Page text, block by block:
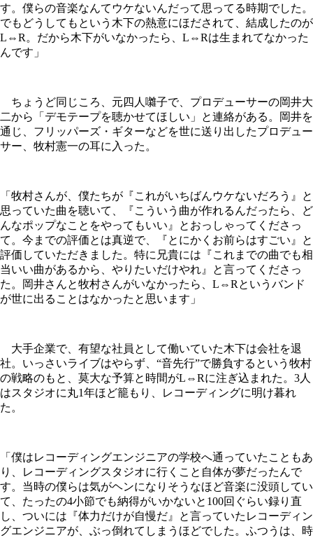
す。僕らの音楽なんてウケないんだって思ってる時期でした。
でもどうしてもという木下の熱意にほだされて、結成したのが
L⇔R。だから木下がいなかったら、L⇔Rは生まれてなかった
んです」
ちょうど同じころ、元四人囃子で、プロデューサーの岡井大
二から「デモテープを聴かせてほしい」と連絡がある。岡井を
通じ、フリッパーズ・ギターなどを世に送り出したプロデュー
サー、牧村憲一の耳に入った。
「牧村さんが、僕たちが『これがいちばんウケないだろう』と
思っていた曲を聴いて、『こういう曲が作れるんだったら、ど
んなポップなことをやってもいい』とおっしゃってくださっ
て。今までの評価とは真逆で、『とにかくお前らはすごい』と
評価していただきました。特に兄貴には『これまでの曲でも相
当いい曲があるから、やりたいだけやれ』と言ってくださっ
た。岡井さんと牧村さんがいなかったら、L⇔Rというバンド
が世に出ることはなかったと思います」
大手企業で、有望な社員として働いていた木下は会社を退
社。いっさいライブはやらず、“音先行”で勝負するという牧村
の戦略のもと、莫大な予算と時間がL⇔Rに注ぎ込まれた。3人
はスタジオに丸1年ほど籠もり、レコーディングに明け暮れ
た。
「僕はレコーディングエンジニアの学校へ通っていたこともあ
り、レコーディングスタジオに行くこと自体が夢だったんで
す。当時の僕らは気がヘンになりそうなほど音楽に没頭してい
て、たったの4小節でも納得がいかないと100回ぐらい録り直
し、ついには『体力だけが自慢だ』と言っていたレコーディン
グエンジニアが、ぶっ倒れてしまうほどでした。ふつうは、時